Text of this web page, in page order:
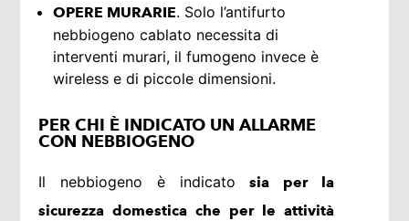
OPERE MURARIE. Solo l’antifurto
nebbiogeno cablato necessita di
interventi murari, il fumogeno invece è
wireless e di piccole dimensioni.
PER CHI È INDICATO UN ALLARME
CON NEBBIOGENO
Il nebbiogeno è indicatosia per la
sicurezza domestica che per le attività